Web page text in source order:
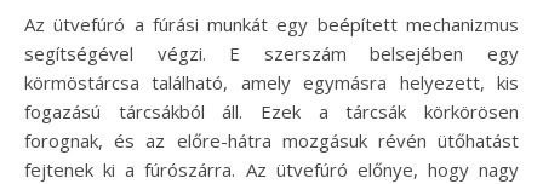
Az ütvefúró a fúrási munkát egy beépített mechanizmus
segítségével végzi. E szerszám belsejében egy
körmöstárcsa található, amely egymásra helyezett, kis
fogazású tárcsákból áll. Ezek a tárcsák körkörösen
forognak, és az előre-hátra mozgásuk révén ütőhatást
fejtenek ki a fúrószárra. Az ütvefúró előnye, hogy nagy